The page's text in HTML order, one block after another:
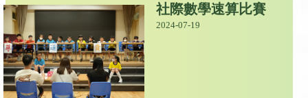
社際數學速算比賽
2024-07-19